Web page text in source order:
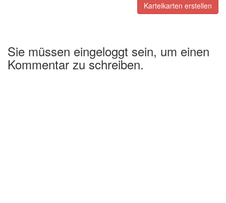
Karteikarten erstellen
Sie müssen eingeloggt sein, um einen
Kommentar zu schreiben.